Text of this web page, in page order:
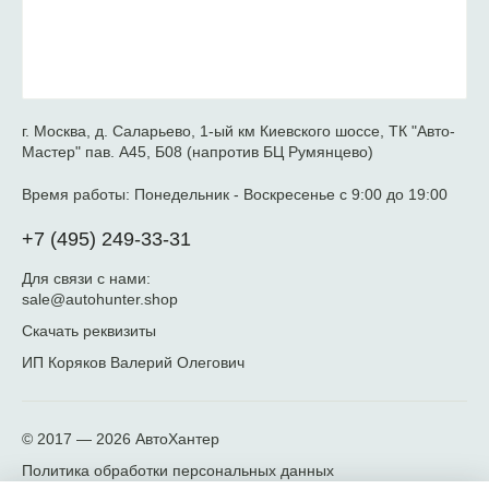
г. Москва, д. Саларьево, 1-ый км Киевского шоссе, ТК "Авто-
Мастер" пав. А45, Б08 (напротив БЦ Румянцево)
Время работы: Понедельник - Воскресенье с 9:00 до 19:00
+7 (495) 249-33-31
Для связи с нами:
sale@autohunter.shop
Скачать реквизиты
ИП Коряков Валерий Олегович
© 2017 — 2026 АвтоХантер
Политика обработки персональных данных